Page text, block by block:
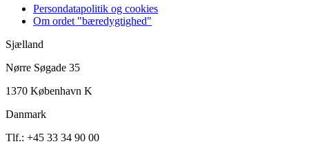
Persondatapolitik og cookies
Om ordet "bæredygtighed"
Sjælland
Nørre Søgade 35
1370 København K
Danmark
Tlf.: +45 33 34 90 00